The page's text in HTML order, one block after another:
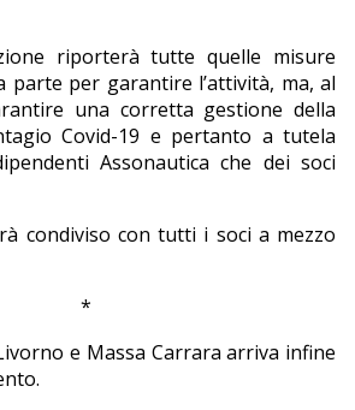
riporterà tutte quelle misure
parte per garantire l’attività, ma, al
una corretta gestione della
Covid-19 e pertanto a tutela
Assonautica che dei soci
condiviso con tutti i soci a mezzo
*
e Massa Carrara arriva infine